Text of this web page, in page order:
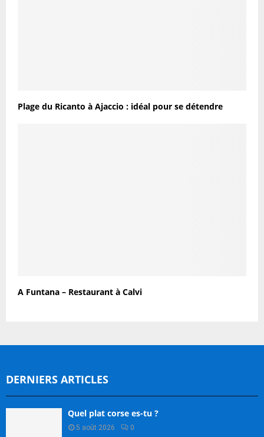
Plage du Ricanto à Ajaccio : idéal pour se détendre
A Funtana – Restaurant à Calvi
DERNIERS ARTICLES
Quel plat corse es-tu ?
5 août 2026 0